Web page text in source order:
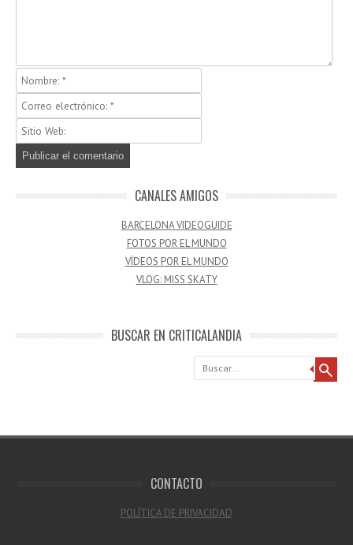
CANALES AMIGOS
BARCELONA VIDEOGUIDE
FOTOS POR EL MUNDO
VÍDEOS POR EL MUNDO
VLOG: MISS SKATY
BUSCAR EN CRITICALANDIA
Buscar
CONTACTO
POLÍTICA DE PRIVACIDAD